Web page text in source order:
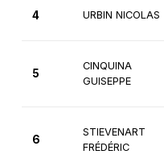
4 URBIN NICOLAS
5
CINQUINA
GUISEPPE
6
STIEVENART
FRÉDÉRIC